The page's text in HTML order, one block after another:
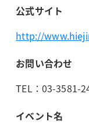
公式サイト
http://
お問い合わせ
TEL：03-3581-
イベント名